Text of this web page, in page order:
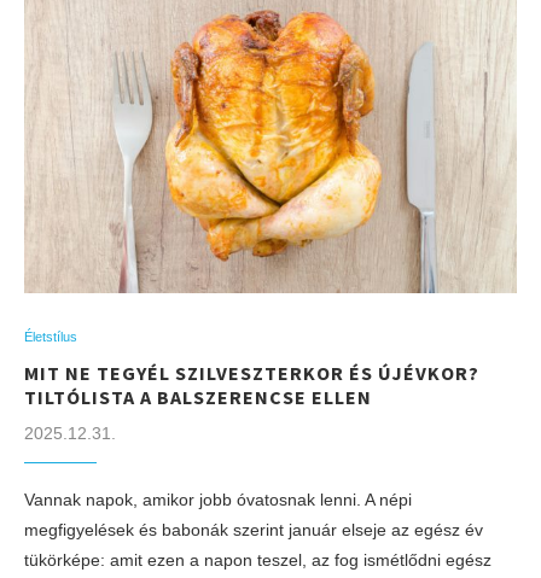
Életstílus
MIT NE TEGYÉL SZILVESZTERKOR ÉS ÚJÉVKOR?
TILTÓLISTA A BALSZERENCSE ELLEN
2025.12.31.
Vannak napok, amikor jobb óvatosnak lenni. A népi
megfigyelések és babonák szerint január elseje az egész év
tükörképe: amit ezen a napon teszel, az fog ismétlődni egész